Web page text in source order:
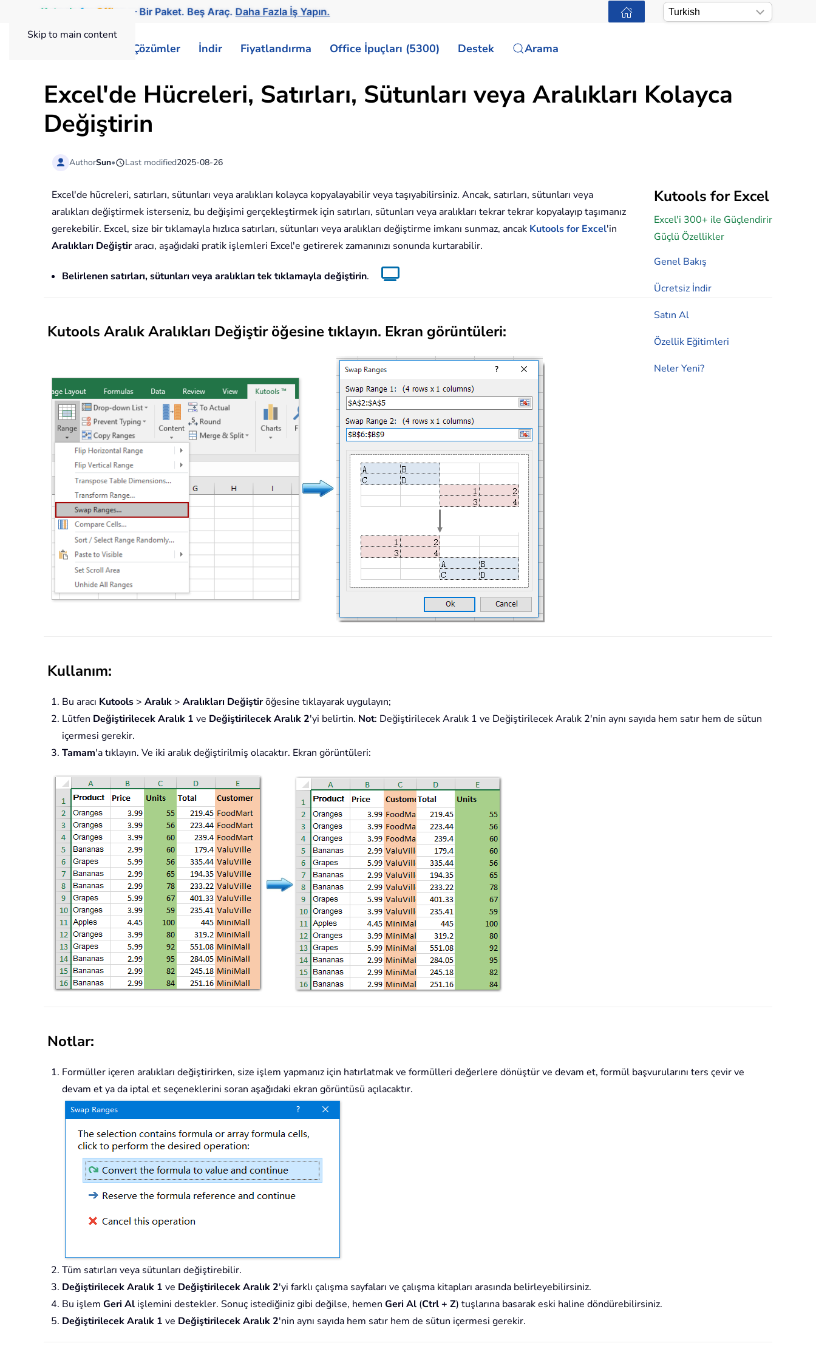
Skip to main content
Kutools for Office — Bir Paket. Beş Araç.Daha Fazla İş Yapın.
Çözümler İndir Fiyatlandırma Office İpuçları (5300) Destek Arama
Excel'de Hücreleri, Satırları, Sütunları veya Aralıkları Kolayca
Değiştirin
AuthorSun• Last modified2025-08-26
Kutools for Excel
Excel'i 300+ ile Güçlendirir
Güçlü Özellikler
Genel Bakış
Ücretsiz İndir
Satın Al
Özellik Eğitimleri
Neler Yeni?
Excel'de hücreleri, satırları, sütunları veya aralıkları kolayca kopyalayabilir veya taşıyabilirsiniz. Ancak, satırları, sütunları veya
aralıkları değiştirmek isterseniz, bu değişimi gerçekleştirmek için satırları, sütunları veya aralıkları tekrar tekrar kopyalayıp taşımanız
gerekebilir. Excel, size bir tıklamayla hızlıca satırları, sütunları veya aralıkları değiştirme imkanı sunmaz, ancak Kutools for Excel'in
Aralıkları Değiştiraracı, aşağıdaki pratik işlemleri Excel'e getirerek zamanınızı sonunda kurtarabilir.
Belirlenen satırları, sütunları veya aralıkları tek tıklamayla değiştirin.
Kutools AralıkAralıkları Değiştiröğesine tıklayın. Ekran görüntüleri:
Kullanım:
Bu aracı Kutools > Aralık > Aralıkları Değiştiröğesine tıklayarak uygulayın;
Lütfen Değiştirilecek Aralık 1 ve Değiştirilecek Aralık 2'yi belirtin. Not: Değiştirilecek Aralık 1 ve Değiştirilecek Aralık 2'nin aynı sayıda hem satır hem de sütun
içermesi gerekir.
Tamam'a tıklayın. Ve iki aralık değiştirilmiş olacaktır. Ekran görüntüleri:
Notlar:
Formüller içeren aralıkları değiştirirken, size işlem yapmanız için hatırlatmak ve formülleri değerlere dönüştür ve devam et, formül başvurularını ters çevir ve
devam et ya da iptal et seçeneklerini soran aşağıdaki ekran görüntüsü açılacaktır.
Tüm satırları veya sütunları değiştirebilir.
Değiştirilecek Aralık 1 ve Değiştirilecek Aralık 2'yi farklı çalışma sayfaları ve çalışma kitapları arasında belirleyebilirsiniz.
Bu işlem Geri Al işlemini destekler. Sonuç istediğiniz gibi değilse, hemen Geri Al (Ctrl + Z) tuşlarına basarak eski haline döndürebilirsiniz.
Değiştirilecek Aralık 1 ve Değiştirilecek Aralık 2'nin aynı sayıda hem satır hem de sütun içermesi gerekir.